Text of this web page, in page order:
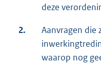
deze
2.
Aanvragen die
waarop nog